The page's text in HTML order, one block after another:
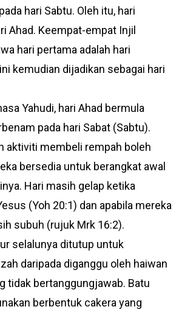
hari Sabtu. Oleh itu, hari
Ahad. Keempat-empat Injil
hari pertama adalah hari
kemudian dijadikan sebagai hari
Yahudi, hari Ahad bermula
pada hari Sabat (Sabtu).
aktiviti membeli rempah boleh
bersedia untuk berangkat awal
Hari masih gelap ketika
(Yoh 20:1) dan apabila mereka
subuh (rujuk Mrk 16:2).
selalunya ditutup untuk
daripada diganggu oleh haiwan
tidak bertanggungjawab. Batu
berbentuk cakera yang